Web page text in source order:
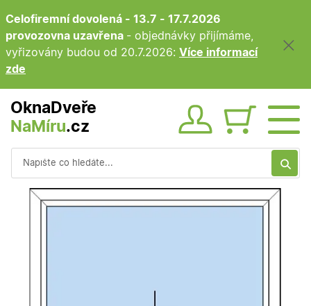
Celofiremní dovolená - 13.7 - 17.7.2026
provozovna uzavřena - objednávky přijímáme,
vyřizovány budou od 20.7.2026: Více informací
zde
OknaDveře
NaMíru.cz Obsah
Vyhledávání